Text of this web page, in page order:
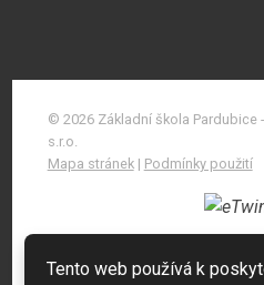
© 2026 Základní škola Pardubice
s.r.o.
Mapa stránek| Podmínky použití
Tento web používá k